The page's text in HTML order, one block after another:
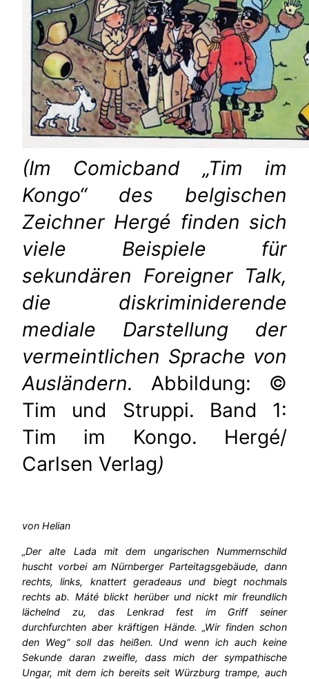
(Im Comicband „Tim im
Kongo“ des belgischen
Zeichner Hergé finden sich
viele Beispiele für
sekundären Foreigner Talk,
die diskriminiderende
mediale Darstellung der
vermeintlichen Sprache von
Ausländern. Abbildung: ©
Tim und Struppi. Band 1:
Tim im Kongo. Hergé/
Carlsen Verlag)
von Helian
„Der alte Lada mit dem ungarischen Nummernschild
huscht vorbei am Nürnberger Parteitagsgebäude, dann
rechts, links, knattert geradeaus und biegt nochmals
rechts ab. Máté blickt herüber und nickt mir freundlich
lächelnd zu, das Lenkrad fest im Griff seiner
durchfurchten aber kräftigen Hände. „Wir finden schon
den Weg“ soll das heißen. Und wenn ich auch keine
Sekunde daran zweifle, dass mich der sympathische
Ungar, mit dem ich bereits seit Würzburg trampe, auch